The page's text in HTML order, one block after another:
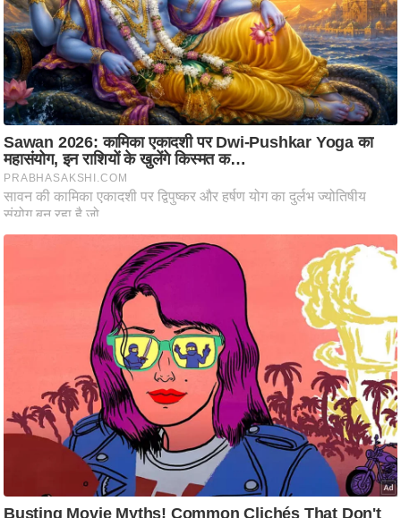
ज
नी
ति
वि
श्ले
ष
ण
स
म
सा
मि
स्तं
म